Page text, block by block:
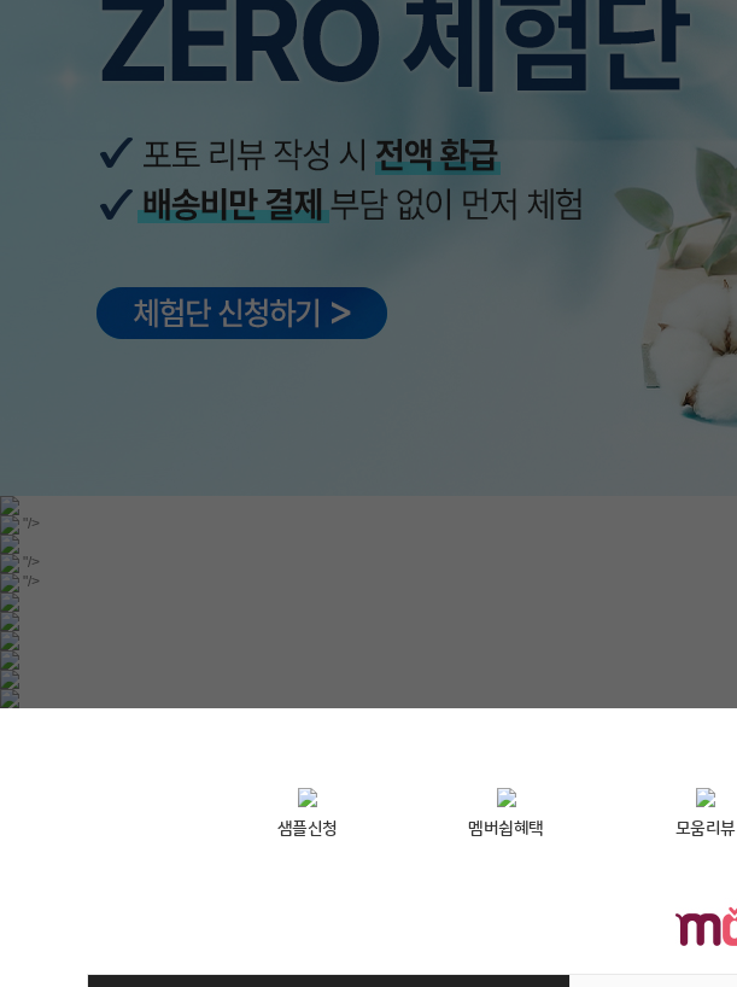
"/>
"/>
"/>
샘플신청 멤버쉽혜택 모움리뷰